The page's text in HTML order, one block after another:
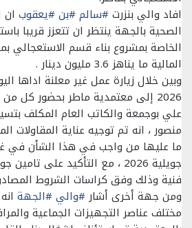
افاد والي بنزرت#سالم#بن#يعقوب
الصحية بالجهة ينتظر ان تتعزز قريبا
الخاصة بمشروع بناء قسم الاستعجالي
المالية ما يناهز 3.6 مليون دينار .
2026 إلى معتمدية ماطر بحضور كل
علي بوجمعة والكاتب العام المكلف
منصور ، انه تم توجيه عناية المقاولات
ما عليها من واجب في هذا الشأن في
جويلية 2026 ، مع التأكيد على
فنية وذلك وفق كراسات الشروط
ومن جهة أخرى أشار#والي#الجهة
مختلف عناصر التجهيزات الجماعية